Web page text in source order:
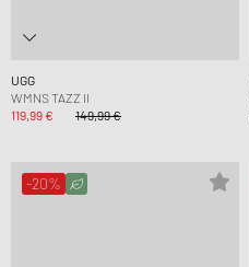
UGG
WMNS TAZZ II
119,99 €
149,99 €
-20%